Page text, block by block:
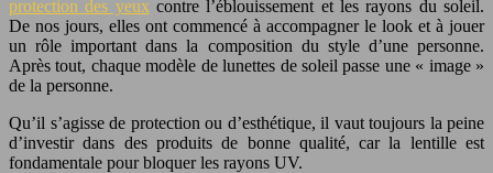
protection des yeux contre l’éblouissement et les rayons du soleil.
De nos jours, elles ont commencé à accompagner le look et à jouer
un rôle important dans la composition du style d’une personne.
Après tout, chaque modèle de lunettes de soleil passe une « image »
de la personne.
Qu’il s’agisse de protection ou d’esthétique, il vaut toujours la peine
d’investir dans des produits de bonne qualité, car la lentille est
fondamentale pour bloquer les rayons UV.